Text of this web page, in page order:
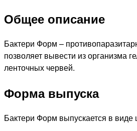
Общее описание
Бактери Форм –
позволяет вывести из организма
ленточных червей.
Форма выпуска
Бактери Форм выпускается в виде